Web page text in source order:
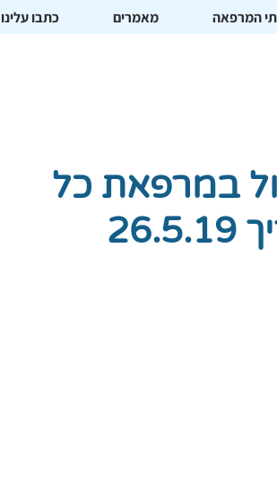
המרפאה מאמרים כתבו עלינו
במרפאת כל